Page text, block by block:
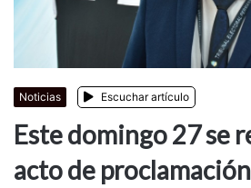
Noticias Escuchar artículo
Este domingo 27 se
acto de